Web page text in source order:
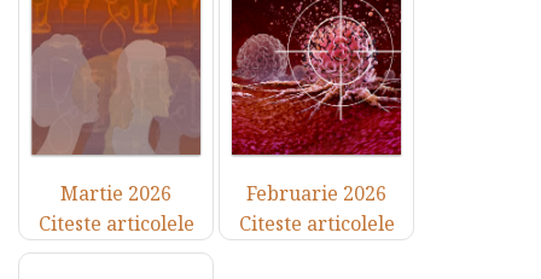
Martie 2026
Citeste articolele
Februarie 2026
Citeste articolele